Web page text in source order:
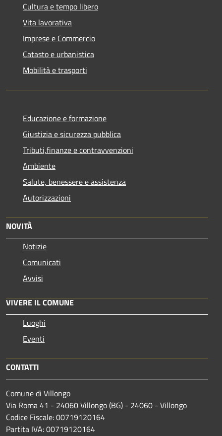
Cultura e tempo libero
Vita lavorativa
Imprese e Commercio
Catasto e urbanistica
Mobilità e trasporti
Educazione e formazione
Giustizia e sicurezza pubblica
Tributi,finanze e contravvenzioni
Ambiente
Salute, benessere e assistenza
Autorizzazioni
NOVITÀ
Notizie
Comunicati
Avvisi
VIVERE IL COMUNE
Luoghi
Eventi
CONTATTI
Comune di Villongo
Via Roma 41 - 24060 Villongo (BG) - 24060 - Villongo
Codice Fiscale: 00719120164
Partita IVA: 00719120164